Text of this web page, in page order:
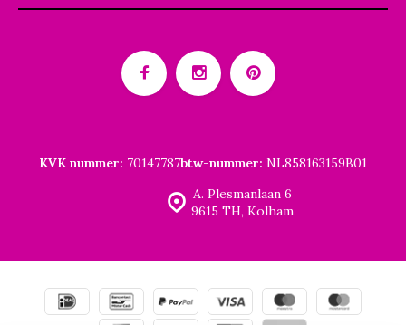
A. Plesmanlaan 6
9615 TH, Kolham
KVK nummer: 70147787btw-nummer: NL858163159B01